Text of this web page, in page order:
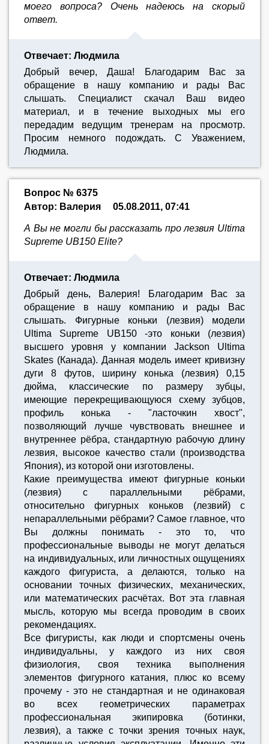
моего вопроса? Очень надеюсь на скорый
ответ.
Отвечает: Людмила
Добрый вечер, Даша! Благодарим Вас за
обращение в нашу компанию и рады Вас
слышать. Специалист скачал Ваш видео
материал, и в течение выходных мы его
передадим ведущим тренерам на просмотр.
Просим немного подождать. С Уважением,
Людмила.
Вопрос № 6375
Автор: Валерия
05.08.2011, 07:41
А Вы не могли бы рассказать про лезвия Ultima
Supreme UB150 Elite?
Отвечает: Людмила
Добрый день, Валерия! Благодарим Вас за
обращение в нашу компанию и рады Вас
слышать. Фигурные коньки (лезвия) модели
Ultima Supreme UB150 -это коньки (лезвия)
высшего уровня у компании Jackson Ultima
Skates (Канада). Данная модель имеет кривизну
дуги 8 футов, ширину конька (лезвия) 0,15
дюйма, классические по размеру зубцы,
имеющие перекрещивающуюся схему зубцов,
профиль конька - "ласточкин хвост",
позволяющий лучше чувствовать внешнее и
внутреннее рёбра, стандартную рабочую длину
лезвия, высокое качество стали (производства
Япония), из которой они изготовлены.
Какие преимущества имеют фигурные коньки
(лезвия) с параллельными рёбрами,
относительно фигурных коньков (лезвий) с
непараллельными рёбрами? Самое главное, что
Вы должны понимать - это то, что
профессиональные выводы не могут делаться
на индивидуальных, или личностных ощущениях
каждого фигуриста, а делаются, только на
основании точных физических, механических,
или математических расчётах. Вот эта главная
мысль, которую мы всегда проводим в своих
рекомендациях.
Все фигуристы, как люди и спортсмены очень
индивидуальны, у каждого из них своя
физиология, своя техника выполнения
элементов фигурного катания, плюс ко всему
прочему - это не стандартная и не одинаковая
во всех геометрических параметрах
профессиональная экипировка (ботинки,
лезвия), а также с точки зрения точных наук,